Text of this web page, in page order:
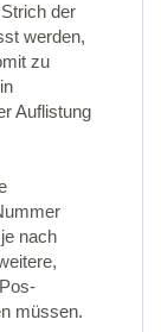
der
werden,
zu
Auflistung
nach
müssen.